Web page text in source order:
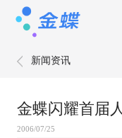
新闻资讯
金蝶闪耀首届
2006/07/25